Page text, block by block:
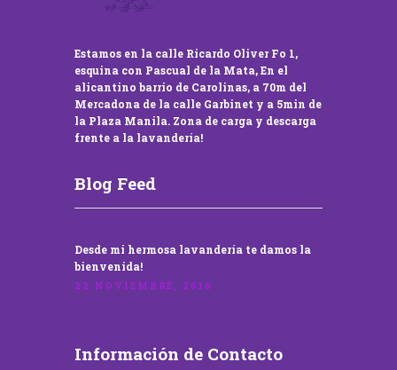
Estamos en la calle Ricardo Oliver Fo 1,
esquina con Pascual de la Mata, En el
alicantino barrio de Carolinas, a 70m del
Mercadona de la calle Garbinet y a 5min de
la Plaza Manila. Zona de carga y descarga
frente a la lavandería!
Blog Feed
Desde mi hermosa lavandería te damos la
bienvenida!
22 NOVIEMBRE, 2016
Información de Contacto